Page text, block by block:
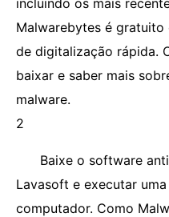
incluindo os mais
Malwarebytes é
de digitalização rápida.
baixar e saber mais
malware.
2
Baixe o software
Lavasoft e executar
computador. Como